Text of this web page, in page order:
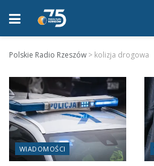
Polskie Radio Rzeszów > kolizja drogowa
WIADOMOŚCI